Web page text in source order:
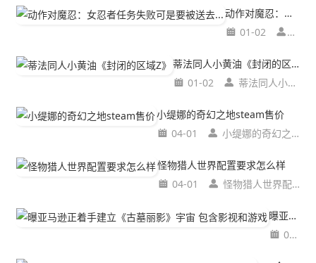
动作对魔忍：女忍者任务失败可是要被送去...
01-02
动作
蒂法同人小黄油《封闭的区域Z》
01-02
蒂法同人小黄油《封闭的区域Z》
小缇娜的奇幻之地steam售价
04-01
小缇娜的奇幻之地steam售价
怪物猎人世界配置要求怎么样
04-01
怪物猎人世界配置要求怎么样
曝亚马逊正着手建立《古墓丽影》宇宙 包含影视和游戏
03-31